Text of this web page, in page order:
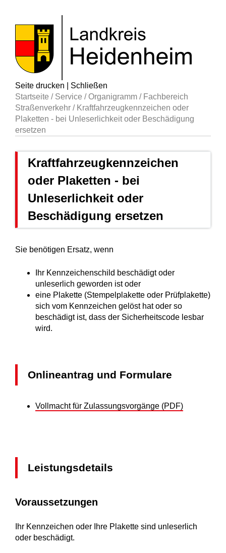
Seite drucken
Schließen
Startseite / Service /Organigramm / Fachbereich
Straßenverkehr / Kraftfahrzeugkennzeichen oder
Plaketten - bei Unleserlichkeit oder Beschädigung
ersetzen
Kraftfahrzeugkennzeichen
oder Plaketten - bei
Unleserlichkeit oder
Beschädigung ersetzen
Sie benötigen Ersatz, wenn
Ihr Kennzeichenschild beschädigt oder
unleserlich geworden ist oder
eine Plakette (Stempelplakette oder Prüfplakette)
sich vom Kennzeichen gelöst hat oder so
beschädigt ist, dass der Sicherheitscode lesbar
wird.
Onlineantrag und Formulare
Vollmacht für Zulassungsvorgänge (PDF)
Leistungsdetails
Voraussetzungen
Ihr Kennzeichen oder Ihre Plakette sind unleserlich
oder beschädigt.